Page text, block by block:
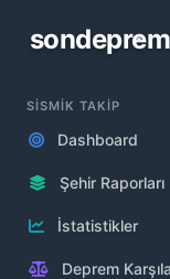
SİSMİK TAKİP
Dashboard
Şehir Raporları
İstatistikler
Deprem